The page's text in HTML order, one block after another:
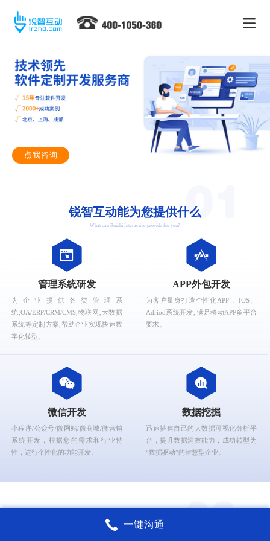
点我咨询
锐智互动能为您提供什么
What can Ruizhi Interactive provide for you?
管理系统研发
为企业提供各类管理系
统,OA/ERP/CRM/CMS,物联网,大数据
系统等定制方案,帮助企业实现快速数
字化转型。
APP外包开发
为客户量身打造个性化APP， IOS、
Adriod系统开发, 满足移动APP多平台
要求。
微信开发
小程序/公众号/微网站/微商城/微营销
系统开发，根据您的需求和行业特
性，进行个性化的功能开发。
数据挖掘
迅速搭建自己的大数据可视化分析平
台，提升数据洞察能力，成功转型为
“数据驱动”的智慧型企业。
锐智互动核心能力
一键沟通